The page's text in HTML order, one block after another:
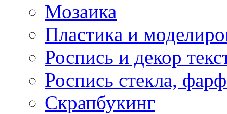
Мозаика
Пластика и
Роспись и декор
Роспись стекла,
Скрапбукинг